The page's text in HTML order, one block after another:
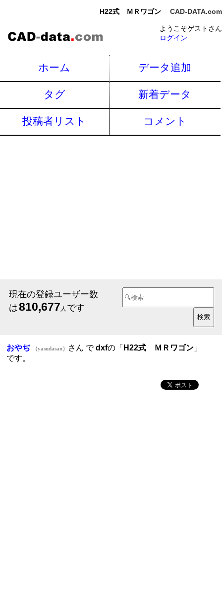
H22式 ＭＲワゴン CAD-DATA.com
ようこそゲストさん
ログイン
ホーム データ追加
タグ 新着データ
投稿者リスト コメント
現在の登録ユーザー数
は810,677 人 です
おやぢ （yasudasan） さん でdxfの「 H22式 ＭＲワゴン 」
です。